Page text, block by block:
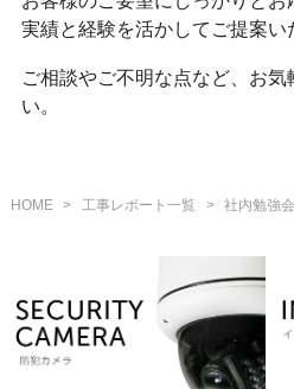
実績と経験を活かしてご提案い
ご相談やご不明な点など、お気
い。
HOME > 工事レポート一覧 > 社内勉強会